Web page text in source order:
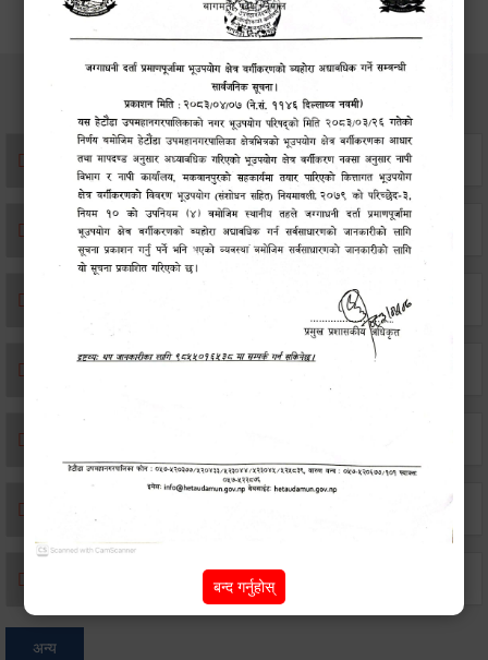
सेवाहरु
संस्था दर्ता सिफारिस
एकिकृत सम्पत्ति कर/घर जग्गा कर
अन्य
बन्द गर्नुहोस्